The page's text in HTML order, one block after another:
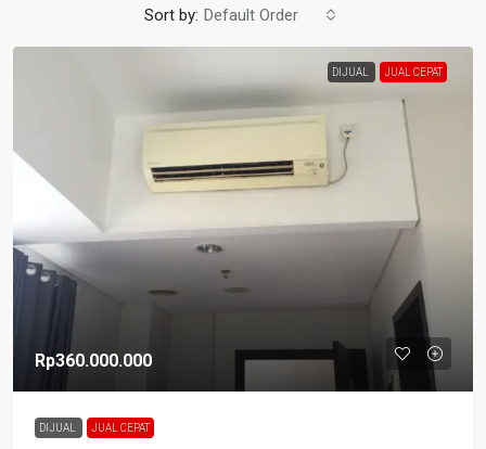
Sort by: Default Order
DIJUAL JUAL CEPAT
Rp360.000.000
DIJUAL JUAL CEPAT